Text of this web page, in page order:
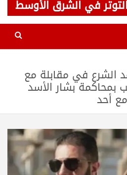
في الشرق الأوسط
الشرع في مقابلة مع
بمحاكمة بشار الأسد
أحد